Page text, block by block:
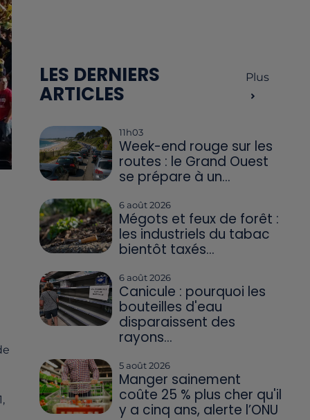
LES DERNIERS
ARTICLES
Plus
11h03
Week-end rouge sur les
routes : le Grand Ouest
se prépare à un...
6 août 2026
Mégots et feux de forêt :
les industriels du tabac
bientôt taxés...
6 août 2026
Canicule : pourquoi les
bouteilles d'eau
disparaissent des
rayons...
5 août 2026
Manger sainement
coûte 25 % plus cher qu'il
y a cinq ans, alerte l’ONU